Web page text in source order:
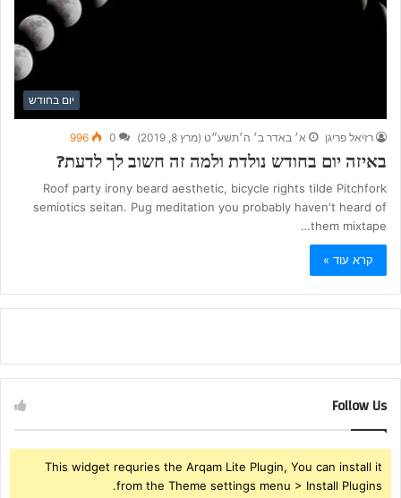
יום בחודש
רזיאל פריגן א׳ באדר ב׳ ה׳תשע״ט (מרץ 8, 2019) 0
996
באיזה יום בחודש נולדת ולמה זה חשוב לך לדעת?
Roof party irony beard aesthetic, bicycle rights tilde Pitchfork
semiotics seitan. Pug meditation you probably haven't heard of
them mixtape…
קרא עוד »
Follow Us
This widget requries the Arqam Lite Plugin, You can install it
from the Theme settings menu > Install Plugins.